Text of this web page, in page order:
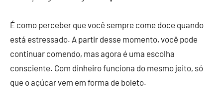
É como perceber que você sempre come doce quando
está estressado. A partir desse momento, você pode
continuar comendo, mas agora é uma escolha
consciente. Com dinheiro funciona do mesmo jeito, só
que o açúcar vem em forma de boleto.